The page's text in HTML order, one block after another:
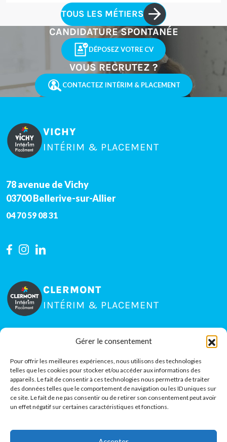
Gérer le consentement
Pour offrir les meilleures expériences, nous utilisons des technologies
telles que les cookies pour stocker et/ou accéder aux informations des
appareils. Le fait de consentir à ces technologies nous permettra de traiter
des données telles que le comportement de navigation ou les ID uniques sur
ce site. Le fait de ne pas consentir ou de retirer son consentement peut avoir
un effet négatif sur certaines caractéristiques et fonctions.
TOUS LES MÉTIERS
CANDIDATURE SPONTANÉE
DÉPOSEZ VOTRE CV
VOUS RECRUTEZ ?
CONTACTEZ INTÉRIM & PLACEMENT
VICHY
INTÉRIM & PLACEMENT
78 avenue de Vichy
03700Bellerive-sur-Allier
04 70 59 08 31
CLERMONT
INTÉRIM & PLACEMENT
15 rue Jean Claret, Zone La Pardieu
Clermont-Ferrand
04 73 35 80 51